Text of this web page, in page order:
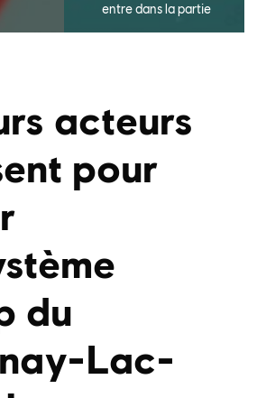
entre dans la partie
acteurs
pour
du
Lac-